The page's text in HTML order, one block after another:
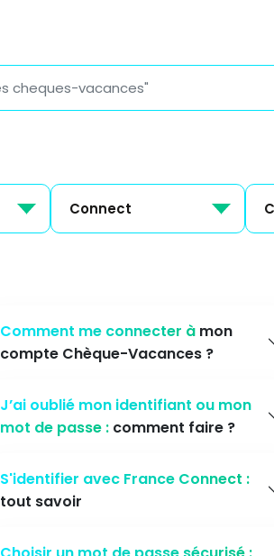
Connect
Comment me connecter à mon
compte Chèque-Vacances ?
J’ai oublié mon identifiant ou mon
mot de passe : comment faire ?
S'identifier avec France Connect :
tout savoir